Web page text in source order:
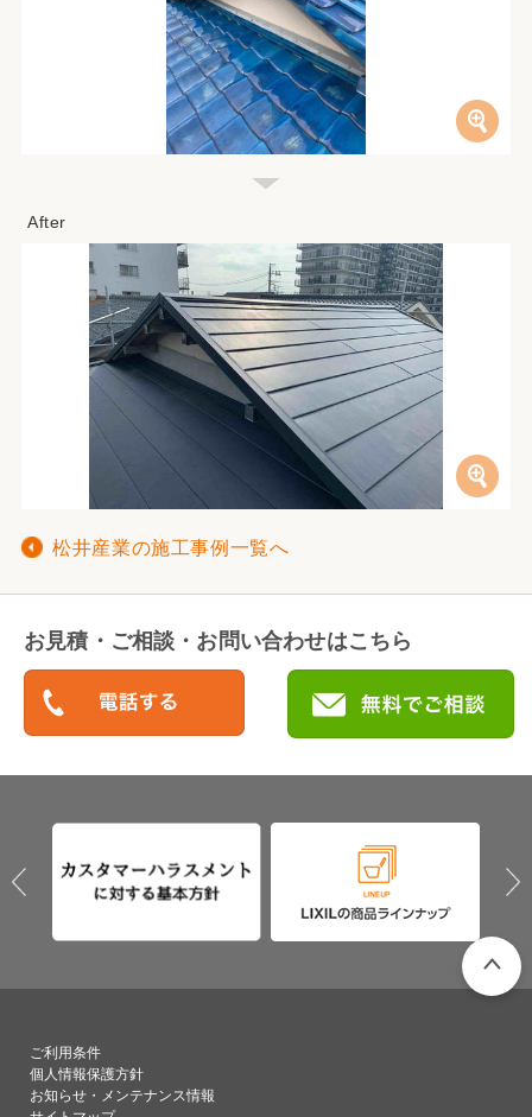
松井産業の施工事例一覧へ
お見積・ご相談・お問い合わせはこちら
ご利用条件
個人情報保護方針
お知らせ・メンテナンス情報